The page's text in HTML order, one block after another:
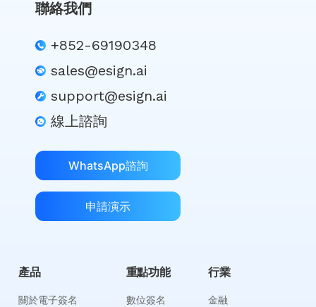
聯絡我們
+852-69190348
sales@esign.ai
support@esign.ai
線上諮詢
WhatsApp諮詢
申請演示
產品
關於電子簽名
重點功能
數位簽名
行業
金融